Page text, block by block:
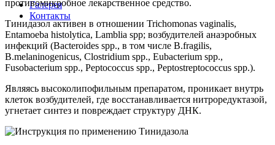
Галерея
Контакты
противомикробное лекарственное средство.
Тинидазол активен в отношении Trichomonas vaginalis,
Entamoeba histolytica, Lamblia spp; возбудителей анаэробных
инфекций (Bacteroides spp., в том числе B.fragilis,
B.melaninogenicus, Clostridium spp., Eubacterium spp.,
Fusobacterium spp., Peptococcus spp., Peptostreptococcus spp.).
Являясь высоколипофильным препаратом, проникает внутрь
клеток возбудителей, где восстанавливается нитроредуктазой,
угнетает синтез и повреждает структуру ДНК.